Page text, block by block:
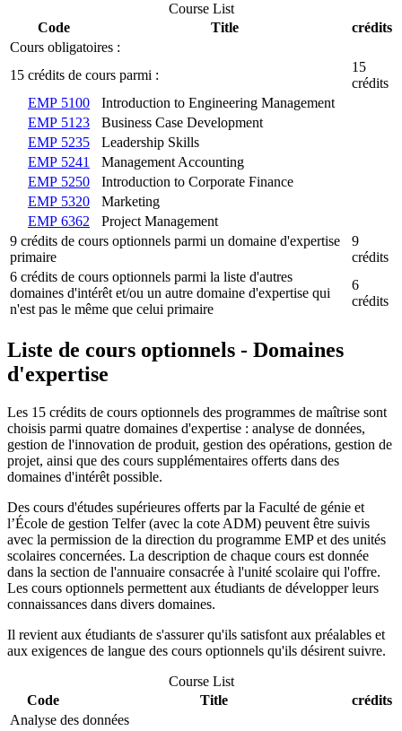
Course List
Code
Title
crédits
Cours obligatoires :
15 crédits de cours parmi :
15
crédits
EMP 5100
Introduction to Engineering Management
EMP 5123
Business Case Development
EMP 5235
Leadership Skills
EMP 5241
Management Accounting
EMP 5250
Introduction to Corporate Finance
EMP 5320
Marketing
EMP 6362
Project Management
9 crédits de cours optionnels parmi un domaine d'expertise
primaire
9
crédits
6 crédits de cours optionnels parmi la liste d'autres
domaines d'intérêt et/ou un autre domaine d'expertise qui
n'est pas le même que celui primaire
6
crédits
Liste de cours optionnels - Domaines
d'expertise
Les 15 crédits de cours optionnels des programmes de maîtrise sont
choisis parmi quatre domaines d'expertise : analyse de données,
gestion de l'innovation de produit, gestion des opérations, gestion de
projet, ainsi que des cours supplémentaires offerts dans des
domaines d'intérêt possible.
Des cours d'études supérieures offerts par la Faculté de génie et
l’École de gestion Telfer (avec la cote ADM) peuvent être suivis
avec la permission de la direction du programme EMP et des unités
scolaires concernées. La description de chaque cours est donnée
dans la section de l'annuaire consacrée à l'unité scolaire qui l'offre.
Les cours optionnels permettent aux étudiants de développer leurs
connaissances dans divers domaines.
Il revient aux étudiants de s'assurer qu'ils satisfont aux préalables et
aux exigences de langue des cours optionnels qu'ils désirent suivre.
Course List
Code
Title
crédits
Analyse des données